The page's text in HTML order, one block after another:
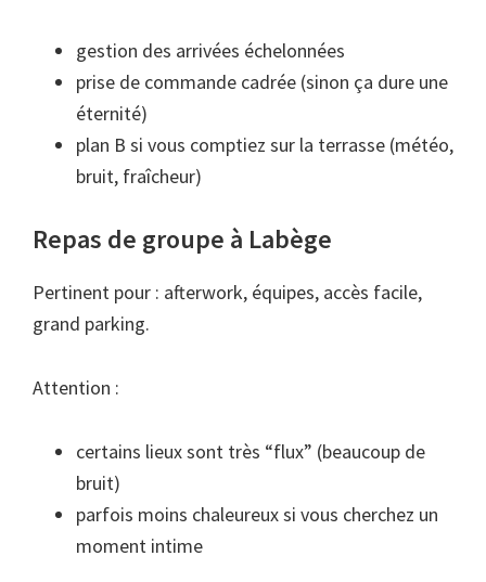
gestion des arrivées échelonnées
prise de commande cadrée (sinon ça dure une
éternité)
plan B si vous comptiez sur la terrasse (météo,
bruit, fraîcheur)
Repas de groupe à Labège
Pertinent pour : afterwork, équipes, accès facile,
grand parking.
Attention :
certains lieux sont très “flux” (beaucoup de
bruit)
parfois moins chaleureux si vous cherchez un
moment intime